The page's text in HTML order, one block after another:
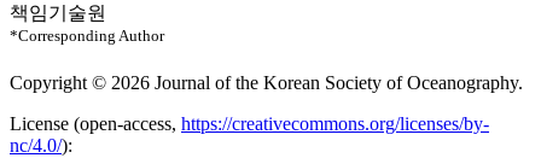
책임기술원
*Corresponding Author
Copyright © 2026 Journal of the Korean Society of Oceanography.
License (open-access, https://creativecommons.org/licenses/by-
nc/4.0/):